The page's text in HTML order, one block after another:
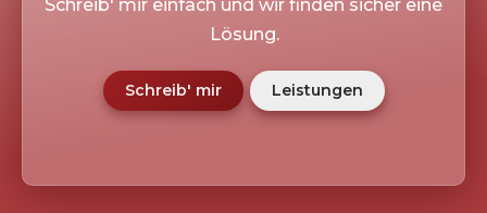
Schreib' mir einfach und wir finden sicher eine
Lösung.
Schreib' mir Leistungen